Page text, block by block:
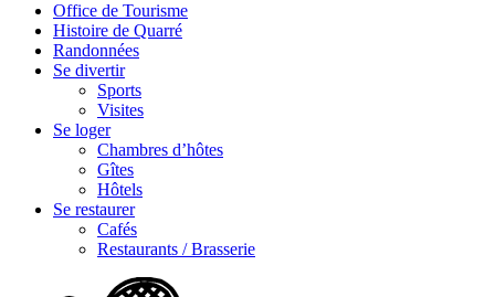
Office de Tourisme
Histoire de Quarré
Randonnées
Se divertir
Sports
Visites
Se loger
Chambres d’hôtes
Gîtes
Hôtels
Se restaurer
Cafés
Restaurants / Brasserie